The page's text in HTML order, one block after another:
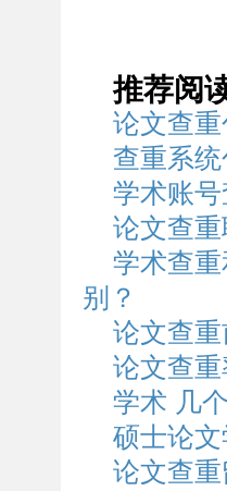
推荐阅
论文查
查重系
学术账
论文查
学术查
别？
论文查
论文查
学术 几
硕士论
论文查